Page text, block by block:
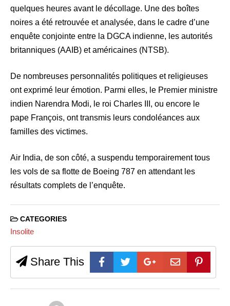
quelques heures avant le décollage. Une des boîtes
noires a été retrouvée et analysée, dans le cadre d’une
enquête conjointe entre la DGCA indienne, les autorités
britanniques (AAIB) et américaines (NTSB).
De nombreuses personnalités politiques et religieuses
ont exprimé leur émotion. Parmi elles, le Premier ministre
indien Narendra Modi, le roi Charles III, ou encore le
pape François, ont transmis leurs condoléances aux
familles des victimes.
Air India, de son côté, a suspendu temporairement tous
les vols de sa flotte de Boeing 787 en attendant les
résultats complets de l’enquête.
CATEGORIES
Insolite
Share This